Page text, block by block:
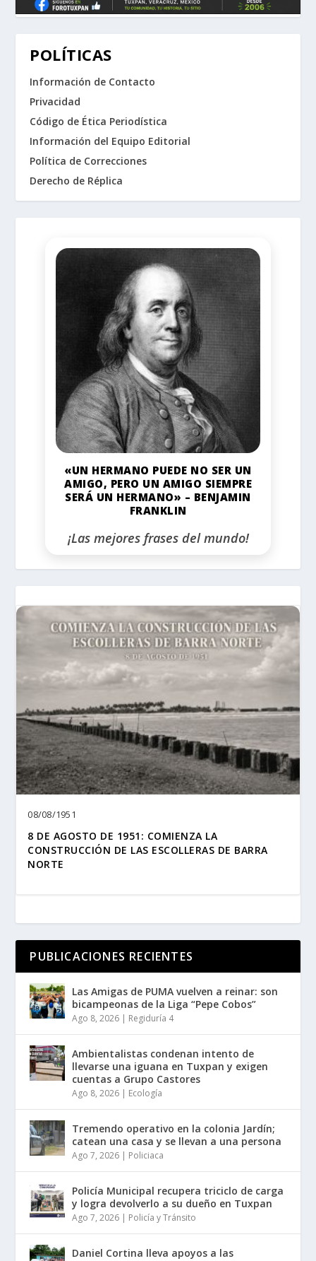
POLÍTICAS
Información de Contacto
Privacidad
Código de Ética Periodística
Información del Equipo Editorial
Política de Correcciones
Derecho de Réplica
«UN HERMANO PUEDE NO SER UN
AMIGO, PERO UN AMIGO SIEMPRE
SERÁ UN HERMANO» – BENJAMIN
FRANKLIN
¡Las mejores frases del mundo!
08/08/1951
8 DE AGOSTO DE 1951: COMIENZA LA
CONSTRUCCIÓN DE LAS ESCOLLERAS DE BARRA
NORTE
PUBLICACIONES RECIENTES
Las Amigas de PUMA vuelven a reinar: son
bicampeonas de la Liga “Pepe Cobos”
Ago 8, 2026 Regiduría 4
Ambientalistas condenan intento de
llevarse una iguana en Tuxpan y exigen
cuentas a Grupo Castores
Ago 8, 2026 Ecología
Tremendo operativo en la colonia Jardín;
catean una casa y se llevan a una persona
Ago 7, 2026 Policiaca
Policía Municipal recupera triciclo de carga
y logra devolverlo a su dueño en Tuxpan
Ago 7, 2026 Policía y Tránsito
Daniel Cortina lleva apoyos a las